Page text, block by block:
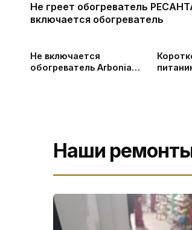
Не греет обогреватель
включается обогреватель
Не включается
обогреватель Arbonia
Наши